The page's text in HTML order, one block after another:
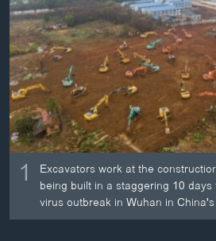
ຊຸມຊົນຊາວລາວ
ວິທະຍາສາດ-ເທັກໂນໂລຈີ
ທຸລະກິດ
ພາສາອັງກິດ
ວີດີໂອ
ສຽງ
ລາຍການກະຈາຍສຽງ
ລາຍງານ
ຕິດຕາມພວກເຮົາ ທີ່
1
Excavators work at the
being built in a staggering 10
virus outbreak in Wuhan in